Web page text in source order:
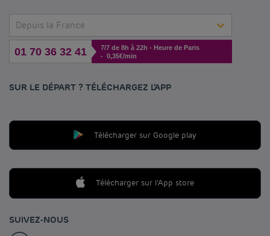
Depuis la France
01 70 36 32 41
7/7 de 8h à 22h - Heure de Paris
- 0,35€/min
SUR LE DÉPART ? TÉLÉCHARGEZ L'APP
Télécharger sur Google play
Télécharger sur l'App store
SUIVEZ-NOUS